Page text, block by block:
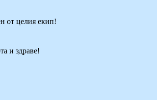
от целия екип!
и здраве!